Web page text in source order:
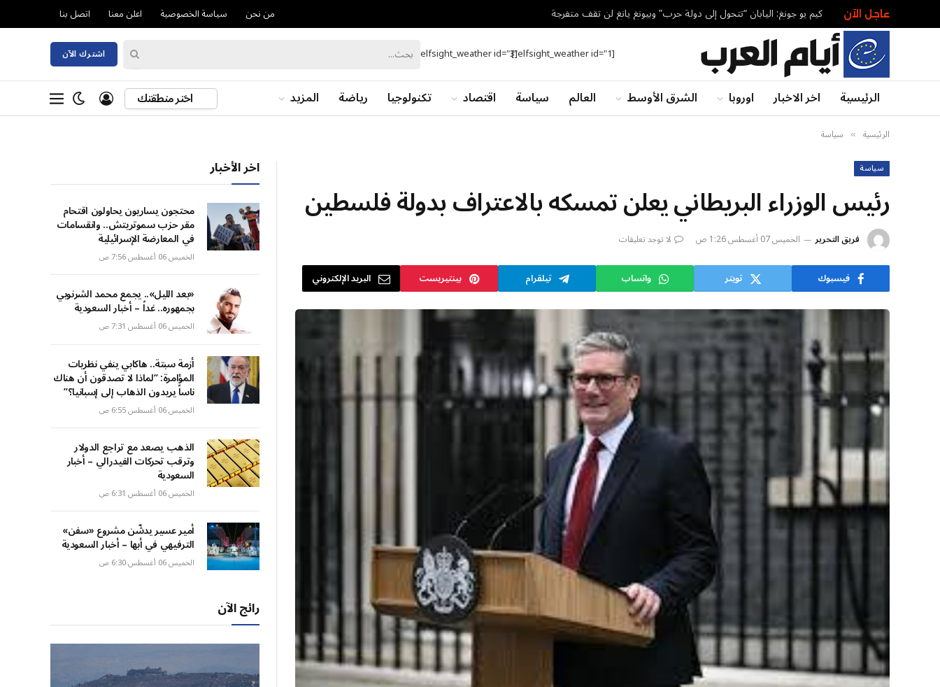
عاجل الآن كيم يو جونغ: اليابان “تتحول إلى دولة حرب” وبيونغ يانغ لن تقف متفرجة من نحن سياسة الخصوصية اعلن معنا اتصل بنا
[elfsight_weather id="1"]
[elfsight_weather id="3"] اشترك الآن
الرئيسية اخر الاخبار اوروبا الشرق الأوسط العالم سياسة اقتصاد تكنولوجيا رياضة المزيد اختر منطقتك
الرئيسية » سياسة
سياسة
رئيس الوزراء البريطاني يعلن تمسكه بالاعتراف بدولة فلسطين
فريق التحرير الخميس 07 أغسطس 1:26 ص لا توجد تعليقات
فيسبوك تويتر واتساب تيلقرام بينتيريست البريد الإلكتروني
اخر الأخبار
محتجون يساريون يحاولون اقتحام
مقر حزب سموتريتش.. وانقسامات
في المعارضة الإسرائيلية
الخميس 06 أغسطس 7:56 ص
«بعد الليل».. يجمع محمد الشرنوبي
بجمهوره.. غداً – أخبار السعودية
الخميس 06 أغسطس 7:31 ص
أزمة سبتة.. هاكابي ينفي نظريات
المؤامرة: “لماذا لا تصدقون أن هناك
ناساً يريدون الذهاب إلى إسبانيا؟”
الخميس 06 أغسطس 6:55 ص
الذهب يصعد مع تراجع الدولار
وترقب تحركات الفيدرالي – أخبار
السعودية
الخميس 06 أغسطس 6:31 ص
أمير عسير يدشّن مشروع «سفن»
الترفيهي في أبها – أخبار السعودية
الخميس 06 أغسطس 6:30 ص
رائج الآن